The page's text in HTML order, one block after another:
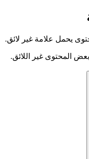
يحمل علامة غير لائق.
المحتوى غير اللائق.